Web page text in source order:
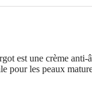
est une crème anti-
pour les peaux